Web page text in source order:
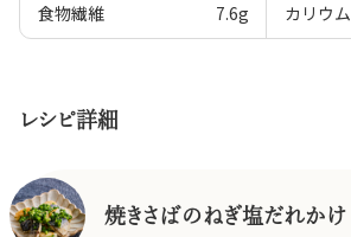
食物繊維 7.6g カリウム
レシピ詳細
焼きさばのねぎ塩だれかけ